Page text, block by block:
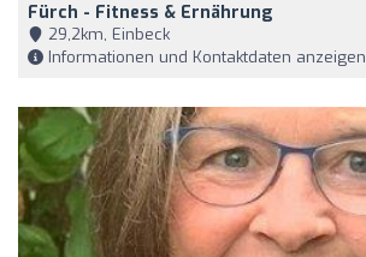
Fürch - Fitness & Ernährung
29,2km, Einbeck
Informationen und Kontaktdaten anzeigen